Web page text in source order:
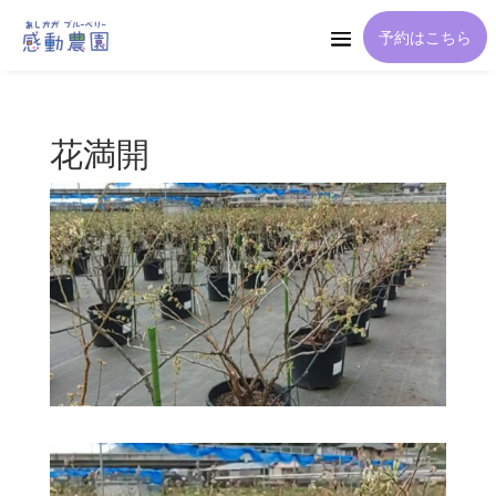
予約はこちら
花満開